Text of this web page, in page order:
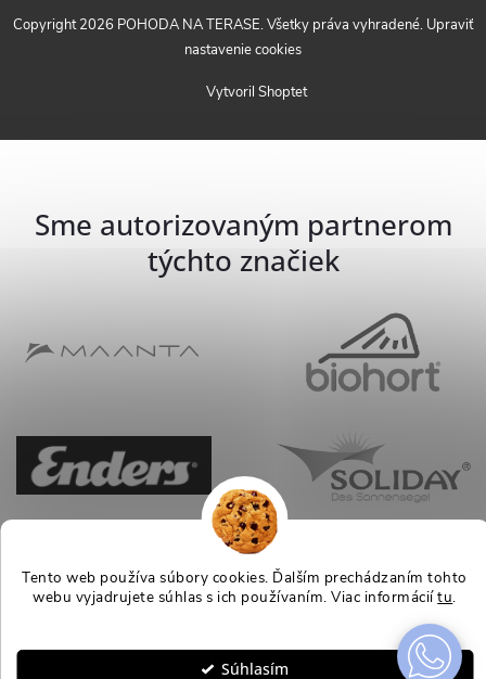
Tento web používa súbory cookies. Ďalším prechádzaním tohto
webu vyjadrujete súhlas s ich používaním. Viac informáciítu.
Súhlasím
Vytvoril Shoptet
Copyright 2026 POHODA NA TERASE. Všetky práva vyhradené. Upraviť
nastavenie cookies
Sme autorizovaným partnerom
týchto značiek